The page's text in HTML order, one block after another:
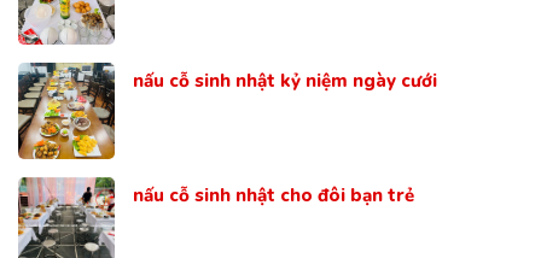
nấu cỗ sinh nhật kỷ niệm ngày cưới
nấu cỗ sinh nhật cho đôi bạn trẻ